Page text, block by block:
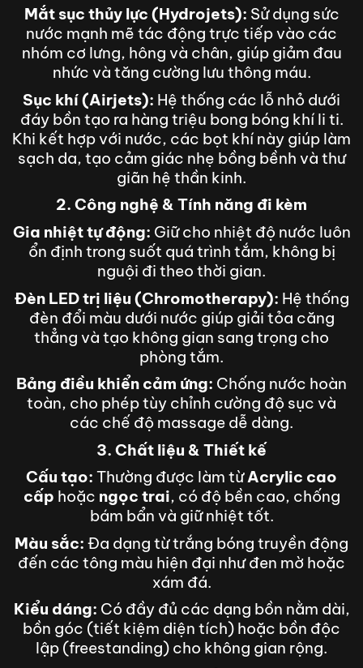
Mắt sục thủy lực (Hydrojets): Sử dụng sức
nước mạnh mẽ tác động trực tiếp vào các
nhóm cơ lưng, hông và chân, giúp giảm đau
nhức và tăng cường lưu thông máu.
Sục khí (Airjets): Hệ thống các lỗ nhỏ dưới
đáy bồn tạo ra hàng triệu bong bóng khí li ti.
Khi kết hợp với nước, các bọt khí này giúp làm
sạch da, tạo cảm giác nhẹ bồng bềnh và thư
giãn hệ thần kinh.
2. Công nghệ & Tính năng đi kèm
Gia nhiệt tự động: Giữ cho nhiệt độ nước luôn
ổn định trong suốt quá trình tắm, không bị
nguội đi theo thời gian.
Đèn LED trị liệu (Chromotherapy): Hệ thống
đèn đổi màu dưới nước giúp giải tỏa căng
thẳng và tạo không gian sang trọng cho
phòng tắm.
Bảng điều khiển cảm ứng: Chống nước hoàn
toàn, cho phép tùy chỉnh cường độ sục và
các chế độ massage dễ dàng.
3. Chất liệu & Thiết kế
Cấu tạo: Thường được làm từAcrylic cao
cấp hoặc ngọc trai, có độ bền cao, chống
bám bẩn và giữ nhiệt tốt.
Màu sắc: Đa dạng từ trắng bóng truyền động
đến các tông màu hiện đại như đen mờ hoặc
xám đá.
Kiểu dáng: Có đầy đủ các dạng bồn nằm dài,
bồn góc (tiết kiệm diện tích) hoặc bồn độc
lập (freestanding) cho không gian rộng.